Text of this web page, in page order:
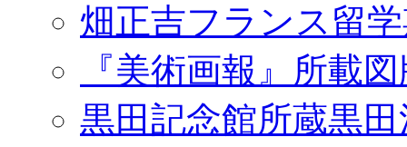
畑正吉フランス留
『美術画報』所載
黒田記念館所蔵黒